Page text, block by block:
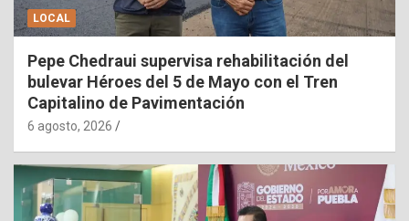
LOCAL
Pepe Chedraui supervisa rehabilitación del
bulevar Héroes del 5 de Mayo con el Tren
Capitalino de Pavimentación
6 agosto, 2026